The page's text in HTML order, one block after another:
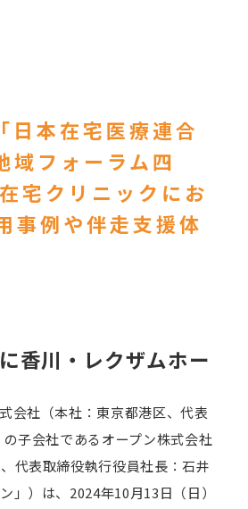
日本在宅医療連合
域フォーラム四
宅クリニックにお
事例や伴走支援体
香川・レクザムホー
会社（本社：東京都港区、代表
子会社であるオープン株式会社
代表取締役執行役員社長：石井
」）は、2024年10月13日（日）